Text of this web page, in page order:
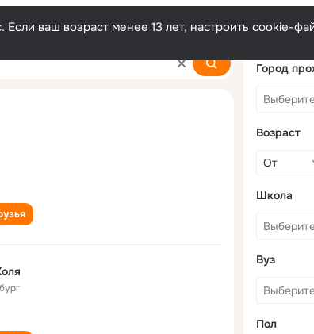
ваш возраст менее 13 лет, настроить cookie-
Город
Возраст
Школа
Вуз
Пол